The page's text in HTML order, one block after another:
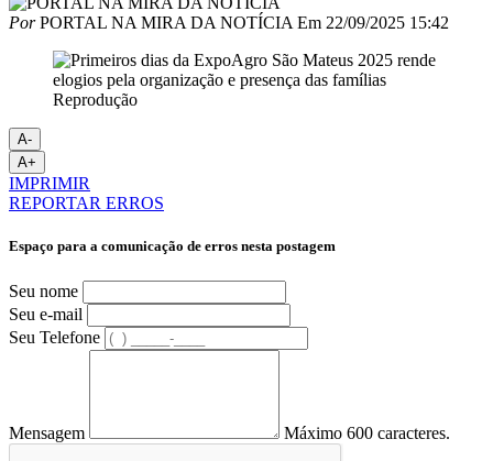
PorPORTAL NA MIRA DA NOTÍCIA Em 22/09/2025 15:42
Reprodução
A-
A+
IMPRIMIR
REPORTAR ERROS
Espaço para a comunicação de erros nesta postagem
Seu nome
Seu e-mail
Seu Telefone
Mensagem Máximo 600 caracteres.